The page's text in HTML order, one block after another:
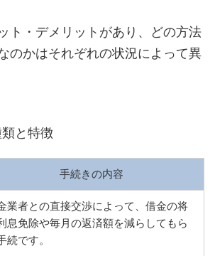
ト・デメリットがあり、どの方法
のかはそれぞれの状況によって異
と特徴
手続きの内容
業者との直接交渉によって、借金の将
息免除や毎月の返済額を減らしてもら
続です。